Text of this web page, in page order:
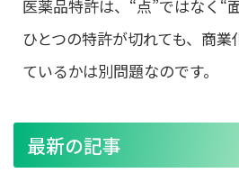
医薬品特許は、“点”ではなく“
ひとつの特許が切れても、商
ているかは別問題なのです。
最新の記事